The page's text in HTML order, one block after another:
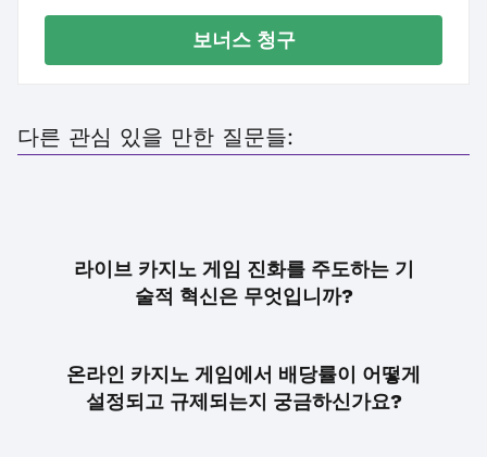
보너스 청구
다른 관심 있을 만한 질문들:
라이브 카지노 게임 진화를 주도하는 기
술적 혁신은 무엇입니까?
온라인 카지노 게임에서 배당률이 어떻게
설정되고 규제되는지 궁금하신가요?